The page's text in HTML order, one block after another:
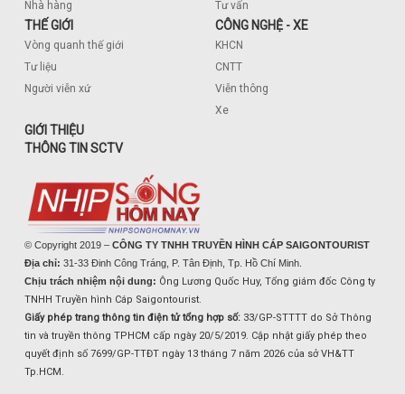
Nhà hàng
Tư vấn
THẾ GIỚI
Vòng quanh thế giới
Tư liệu
Người viễn xứ
CÔNG NGHỆ - XE
KHCN
CNTT
Viễn thông
Xe
GIỚI THIỆU
THÔNG TIN SCTV
© Copyright 2019 – CÔNG TY TNHH TRUYỀN HÌNH CÁP SAIGONTOURIST
Địa chỉ: 31-33 Đinh Công Tráng, P. Tân Định, Tp. Hồ Chí Minh.
Chịu trách nhiệm nội dung: Ông Lương Quốc Huy, Tổng giám đốc Công ty
TNHH Truyền hình Cáp Saigontourist.
Giấy phép trang thông tin điện tử tổng hợp số: 33/GP-STTTT do Sở Thông
tin và truyền thông TPHCM cấp ngày 20/5/2019. Cập nhật giấy phép theo
quyết định số 7699/GP-TTĐT ngày 13 tháng 7 năm 2026 của sở VH&TT
Tp.HCM.